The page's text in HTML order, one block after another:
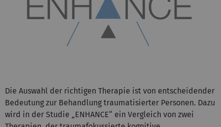
Die Auswahl der richtigen Therapie ist von entscheidender
Bedeutung zur Behandlung traumatisierter Personen. Dazu
wird in der Studie „ENHANCE“ ein Vergleich von zwei